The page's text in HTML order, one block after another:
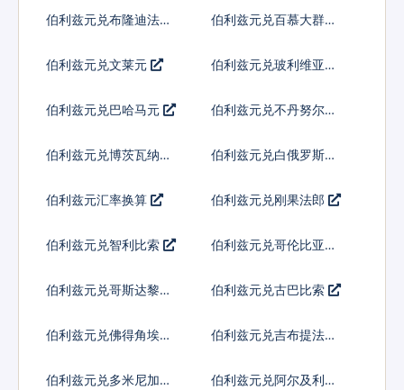
伯利兹元兑布隆迪法郎
伯利兹元兑百慕大群岛
伯利兹元兑文莱元 伯利兹元兑玻利维亚诺
伯利兹元兑巴哈马元
伯利兹元兑不丹努尔特
伯利兹元兑博茨瓦纳普
伯利兹元兑白俄罗斯卢
伯利兹元汇率换算 伯利兹元兑刚果法郎
伯利兹元兑智利比索
伯利兹元兑哥伦比亚比
伯利兹元兑哥斯达黎加
伯利兹元兑古巴比索
伯利兹元兑佛得角埃斯
伯利兹元兑吉布提法郎
伯利兹元兑多米尼加比
伯利兹元兑阿尔及利亚